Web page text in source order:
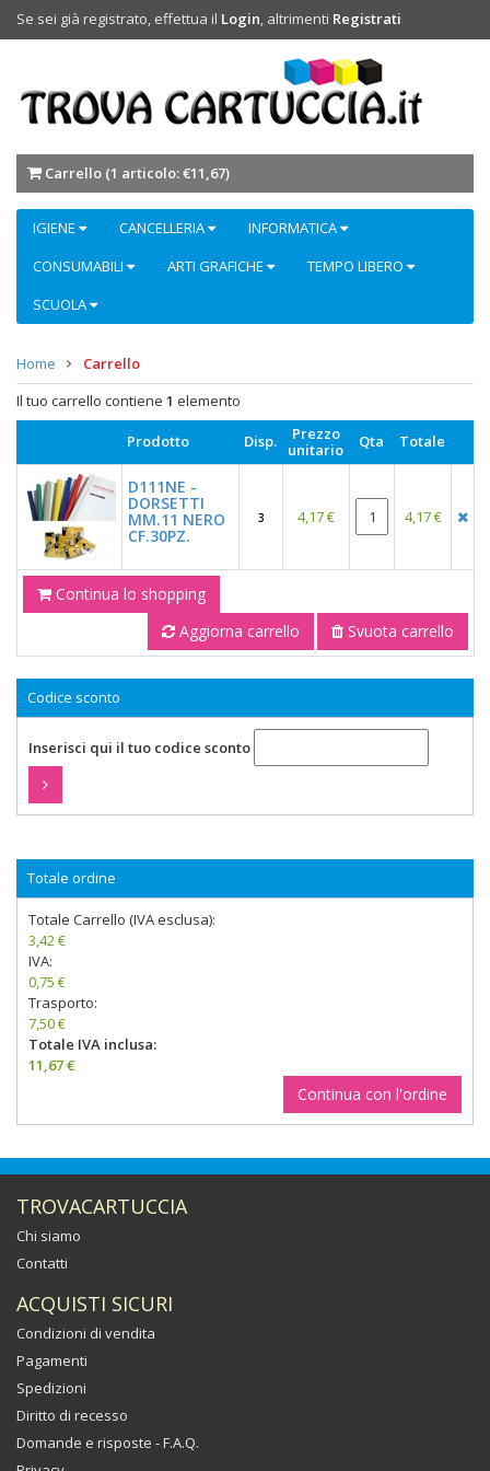
Se sei già registrato, effettua il Login, altrimenti Registrati
Carrello (1 articolo: €11,67)
IGIENE CANCELLERIA
INFORMATICA
CONSUMABILI
ARTI GRAFICHE
TEMPO LIBERO
SCUOLA
Home
Carrello
Il tuo carrello contiene 1 elemento
Prodotto Disp.
Prezzo
unitario
Qta Totale
D111NE -
DORSETTI
MM.11 NERO
CF.30PZ.
3 4,17 € 4,17 €
Continua lo shopping
Aggiorna carrello
Svuota carrello
Codice sconto
Inserisci qui il tuo codice sconto
Totale ordine
Totale Carrello (IVA esclusa):
3,42 €
IVA:
0,75 €
Trasporto:
7,50 €
Totale IVA inclusa:
11,67 €
Continua con l'ordine
TROVACARTUCCIA
Chi siamo
Contatti
ACQUISTI SICURI
Condizioni di vendita
Pagamenti
Spedizioni
Diritto di recesso
Domande e risposte - F.A.Q.